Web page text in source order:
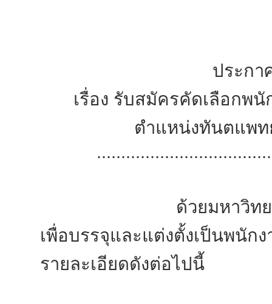
ประกา
เรื่อง รับสมัครคัดเลือกพ
ตำแหน่งทันตแพ
ด้วยมหาวิทยาลัยแม่ฟ้
เพื่อบรรจุและแต่งตั้งเป็นพนัก
รายละเอียดดังต่อไปนี้